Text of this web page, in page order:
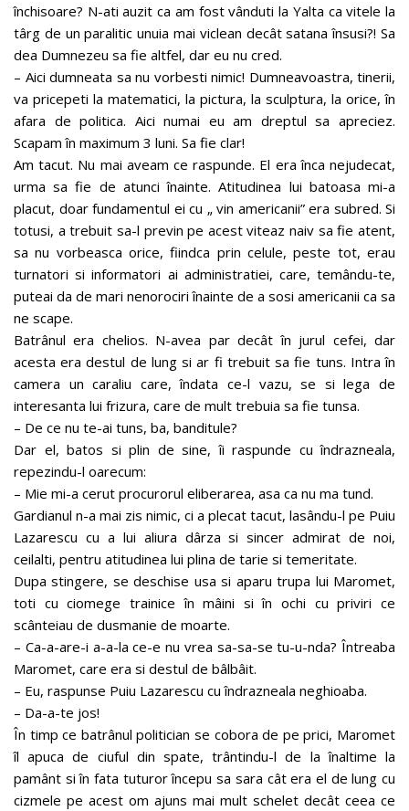
închisoare? N-ati auzit ca am fost vânduti la Yalta ca vitele la
târg de un paralitic unuia mai viclean decât satana însusi?! Sa
dea Dumnezeu sa fie altfel, dar eu nu cred.
– Aici dumneata sa nu vorbesti nimic! Dumneavoastra, tinerii,
va pricepeti la matematici, la pictura, la sculptura, la orice, în
afara de politica. Aici numai eu am dreptul sa apreciez.
Scapam în maximum 3 luni. Sa fie clar!
Am tacut. Nu mai aveam ce raspunde. El era înca nejudecat,
urma sa fie de atunci înainte. Atitudinea lui batoasa mi-a
placut, doar fundamentul ei cu „ vin americanii” era subred. Si
totusi, a trebuit sa-l previn pe acest viteaz naiv sa fie atent,
sa nu vorbeasca orice, fiindca prin celule, peste tot, erau
turnatori si informatori ai administratiei, care, temându-te,
puteai da de mari nenorociri înainte de a sosi americanii ca sa
ne scape.
Batrânul era chelios. N-avea par decât în jurul cefei, dar
acesta era destul de lung si ar fi trebuit sa fie tuns. Intra în
camera un caraliu care, îndata ce-l vazu, se si lega de
interesanta lui frizura, care de mult trebuia sa fie tunsa.
– De ce nu te-ai tuns, ba, banditule?
Dar el, batos si plin de sine, îi raspunde cu îndrazneala,
repezindu-l oarecum:
– Mie mi-a cerut procurorul eliberarea, asa ca nu ma tund.
Gardianul n-a mai zis nimic, ci a plecat tacut, lasându-l pe Puiu
Lazarescu cu a lui aliura dârza si sincer admirat de noi,
ceilalti, pentru atitudinea lui plina de tarie si temeritate.
Dupa stingere, se deschise usa si aparu trupa lui Maromet,
toti cu ciomege trainice în mâini si în ochi cu priviri ce
scânteiau de dusmanie de moarte.
– Ca-a-are-i a-a-la ce-e nu vrea sa-sa-se tu-u-nda? Întreaba
Maromet, care era si destul de bâlbâit.
– Eu, raspunse Puiu Lazarescu cu îndrazneala neghioaba.
– Da-a-te jos!
În timp ce batrânul politician se cobora de pe prici, Maromet
îl apuca de ciuful din spate, trântindu-l de la înaltime la
pamânt si în fata tuturor începu sa sara cât era el de lung cu
cizmele pe acest om ajuns mai mult schelet decât ceea ce